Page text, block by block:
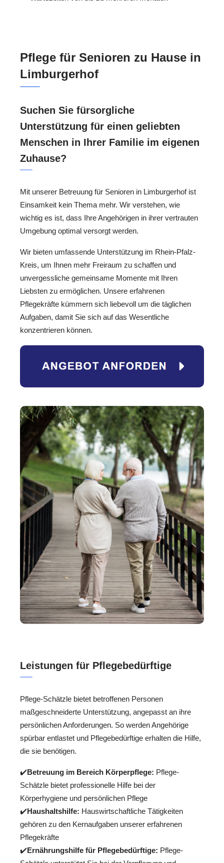
Pflege für Senioren zu Hause in
Limburgerhof
Suchen Sie fürsorgliche
Unterstützung für einen geliebten
Menschen in Ihrer Familie im eigenen
Zuhause?
Mit unserer Betreuung für Senioren in Limburgerhof ist
Einsamkeit kein Thema mehr. Wir verstehen, wie
wichtig es ist, dass Ihre Angehörigen in ihrer vertrauten
Umgebung optimal versorgt werden.
Wir bieten umfassende Unterstützung im Rhein-Pfalz-
Kreis, um Ihnen mehr Freiraum zu schaffen und
unvergessliche gemeinsame Momente mit Ihren
Liebsten zu ermöglichen. Unsere erfahrenen
Pflegekräfte kümmern sich liebevoll um die täglichen
Aufgaben, damit Sie sich auf das Wesentliche
konzentrieren können.
Leistungen für Pflegebedürftige
Pflege-Schätzle bietet betroffenen Personen
maßgeschneiderte Unterstützung, angepasst an ihre
persönlichen Anforderungen. So werden Angehörige
spürbar entlastet und Pflegebedürftige erhalten die Hilfe,
die sie benötigen.
✔️Betreuung im Bereich Körperpflege: Pflege-
Schätzle bietet professionelle Hilfe bei der
Körperhygiene und persönlichen Pflege
✔️Haushaltshilfe: Hauswirtschaftliche Tätigkeiten
gehören zu den Kernaufgaben unserer erfahrenen
Pflegekräfte
✔️Ernährungshilfe für Pflegebedürftige: Pflege-